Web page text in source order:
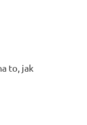
to, jak